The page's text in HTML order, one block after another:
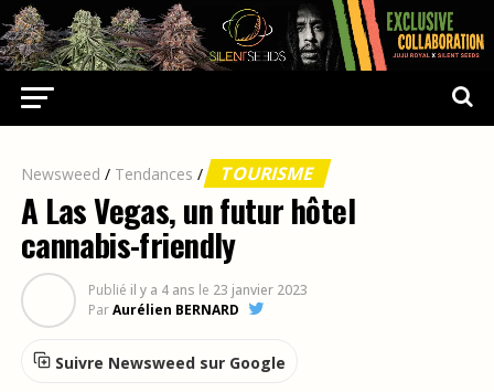
Newsweed / Tendances / TOURISME
A Las Vegas, un futur hôtel
cannabis-friendly
Publié il y a 4 ans le 23 janvier 2023
ParAurélien BERNARD
Suivre Newsweed sur Google